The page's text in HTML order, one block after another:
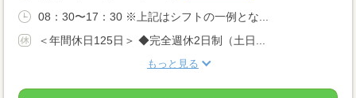
08：30〜17：30 ※上記はシフトの一例とな...
＜年間休日125日＞ ◆完全週休2日制（土日...
もっと見る